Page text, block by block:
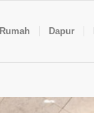
Rumah Dapur